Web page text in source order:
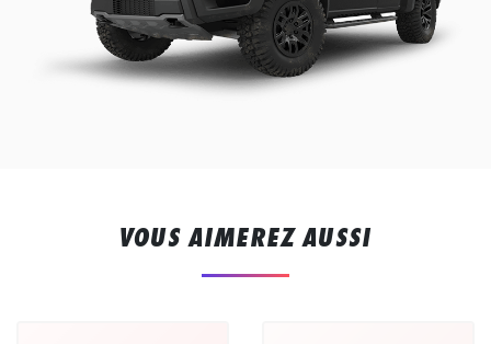
VOUS AIMEREZ AUSSI